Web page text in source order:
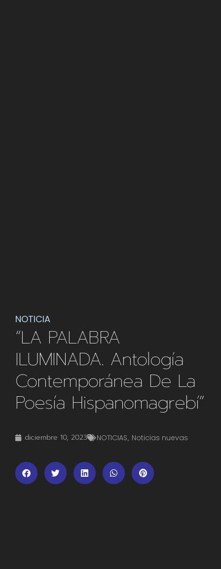
NOTICIA
“LA PALABRA
ILUMINADA. Antología
Contemporánea De La
Poesía Hispanomagrebí”
diciembre 10, 2023 NOTICIAS, Noticias nuevas